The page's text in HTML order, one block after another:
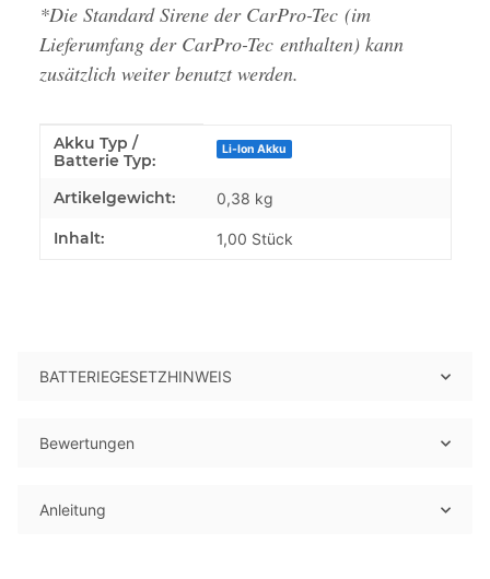
*Die Standard Sirene der CarPro-Tec (im
Lieferumfang der CarPro-Tec enthalten) kann
zusätzlich weiter benutzt werden.
Produkteigenschaft
Wert
Akku Typ /
Batterie Typ:
Li-Ion Akku
Artikelgewicht: 0,38 kg
Inhalt: 1,00 Stück
BATTERIEGESETZHINWEIS
Bewertungen
Anleitung